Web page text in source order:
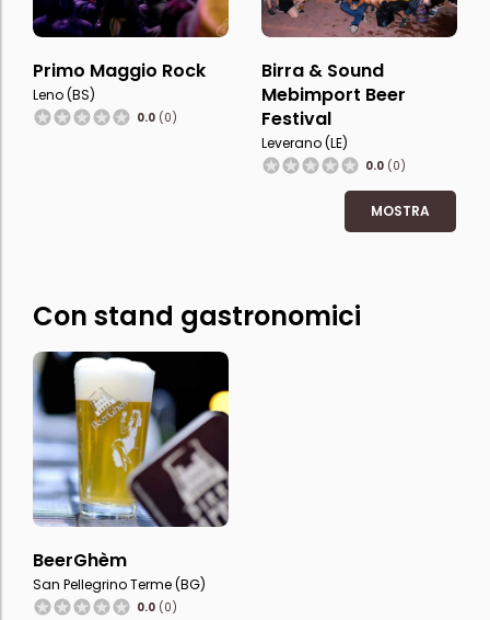
Primo Maggio Rock
Leno (BS)
0.0 (0)
Birra & Sound
Mebimport Beer
Festival
Leverano (LE)
0.0 (0)
MOSTRA
Con stand gastronomici
BeerGhèm
San Pellegrino Terme (BG)
0.0 (0)